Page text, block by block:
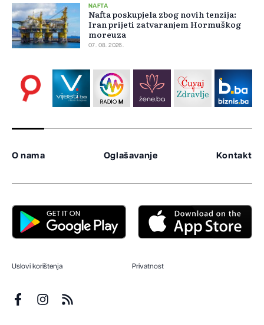
NAFTA
Nafta poskupjela zbog novih tenzija:
Iran prijeti zatvaranjem Hormuškog
moreuza
07. 08. 2026.
O nama Oglašavanje Kontakt
Uslovi korištenja Privatnost